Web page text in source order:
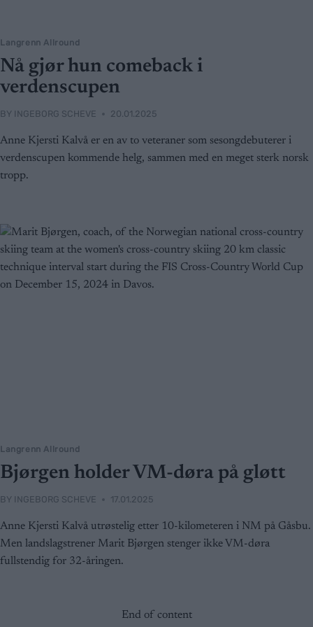
Langrenn Allround
Nå gjør hun comeback i
verdenscupen
BY INGEBORG SCHEVE 20.01.2025
Anne Kjersti Kalvå er en av to veteraner som sesongdebuterer i
verdenscupen kommende helg, sammen med en meget sterk norsk
tropp.
Langrenn Allround
Bjørgen holder VM-døra på gløtt
BY INGEBORG SCHEVE 17.01.2025
Anne Kjersti Kalvå utrøstelig etter 10-kilometeren i NM på Gåsbu.
Men landslagstrener Marit Bjørgen stenger ikke VM-døra
fullstendig for 32-åringen.
End of content